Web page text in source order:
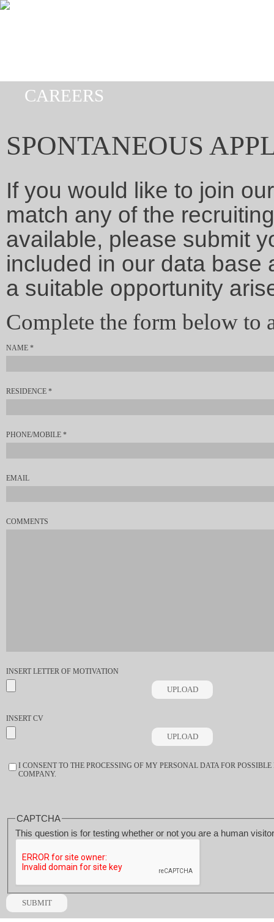
Skip to main content
You are here
CAREERS
SPONTANEOUS
If you would like to join
match any of the
available, please submit
included in our data base
a suitable opportunity
Complete the form below to
NAME *
RESIDENCE *
PHONE/MOBILE *
EMAIL
COMMENTS
INSERT LETTER OF MOTIVATION
INSERT CV
CONSENT*
I CONSENT TO THE PROCESSING OF MY PERSONAL DATA FOR
COMPANY.
CAPTCHA
This question is for testing whether or not you are a human